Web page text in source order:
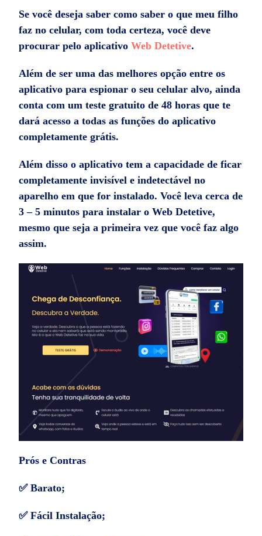
Se você deseja saber como saber o que meu filho
faz no celular, com toda certeza, você deve
procurar pelo aplicativoWeb Detetive.
Além de ser uma das melhores opção entre os
aplicativo para espionar o seu celular alvo, ainda
conta com um teste gratuito de 48 horas que te
dará acesso a todas as funções do aplicativo
completamente grátis.
Além disso o aplicativo tem a capacidade de ficar
completamente invisível e indetectável no
aparelho em que for instalado. Você leva cerca de
3 – 5 minutos para instalar o Web Detetive,
mesmo que seja a primeira vez que você faz algo
assim.
Prós e Contras
✅ Barato;
✅ Fácil Instalação;